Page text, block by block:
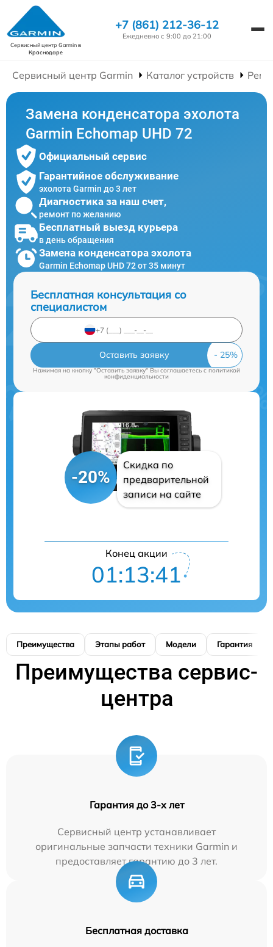
Сервисный центр Garminв
Краснодаре
+7 (861) 212-36-12
Ежедневно с 9:00 до 21:00
Сервисный центр Garmin Каталог устройств
Замена конденсатора эхолота
Garmin Echomap UHD 72
Официальный сервис
Гарантийное обслуживание
эхолота Garmin до 3 лет
Диагностика за наш счет,
ремонт по желанию
Бесплатный выезд курьера
в день обращения
Замена конденсатора эхолота
Garmin Echomap UHD 72 от 35 минут
Бесплатная консультация со
специалистом
Оставить заявку
Нажимая на кнопку "Оставить заявку" Вы соглашаетесь cполитикой
конфиденциальности
-20%
Скидка по
предварительной
записи на сайте
Конец акции
01:13:40
Преимущества Этапы работ Модели Гарантия
Преимущества сервис-
центра
Гарантия до 3-х лет
Сервисный центр устанавливает
оригинальные запчасти техники Garmin и
предоставляет гарантию до 3 лет.
Бесплатная доставка